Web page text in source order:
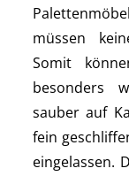
müssen
Somit
besonders
sauber auf
fein
eingelassen.